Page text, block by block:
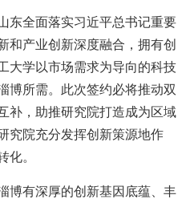
全面落实习近平总书记重要
和产业创新深度融合，拥有创
大学以市场需求为导向的科技
博所需。此次签约必将推动双
补，助推研究院打造成为区域
究院充分发挥创新策源地作
化。
有深厚的创新基因底蕴、丰